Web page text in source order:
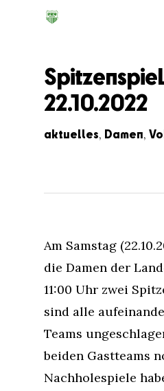
22.10.2022
aktuelles, Damen,
Am Samstag
die Damen der
11:00 Uhr zwei
sind alle
Teams
beiden Gastteams
Nachholespiele